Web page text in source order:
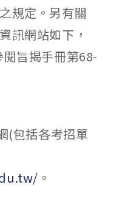
規定。另有關
訊網站如下，
旨揭手冊第68-
(包括各考招單
。